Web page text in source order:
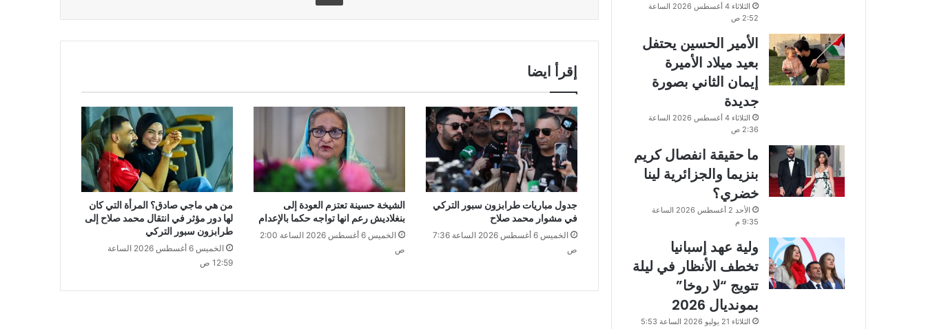
إقرأ ايضا
جدول مباريات طرابزون سبور التركي
في مشوار محمد صلاح
الخميس 6 أغسطس 2026 الساعة 7:36
ص
الشيخة حسينة تعتزم العودة إلى
بنغلاديش رعم انها تواجه حكما بالإعدام
الخميس 6 أغسطس 2026 الساعة 2:00
ص
من هي ماجي صادق؟ المرأة التي كان
لها دور مؤثر في انتقال محمد صلاح إلى
طرابزون سبور التركي
الخميس 6 أغسطس 2026 الساعة
12:59 ص
الثلاثاء 4 أغسطس 2026 الساعة
2:52 ص
الأمير الحسين يحتفل
بعيد ميلاد الأميرة
إيمان الثاني بصورة
جديدة
الثلاثاء 4 أغسطس 2026 الساعة
2:36 ص
ما حقيقة انفصال كريم
بنزيما والجزائرية لينا
خضري؟
الأحد 2 أغسطس 2026 الساعة
9:35 م
ولية عهد إسبانيا
تخطف الأنظار في ليلة
تتويج “لا روخا”
بمونديال 2026
الثلاثاء 21 يوليو 2026 الساعة 5:53